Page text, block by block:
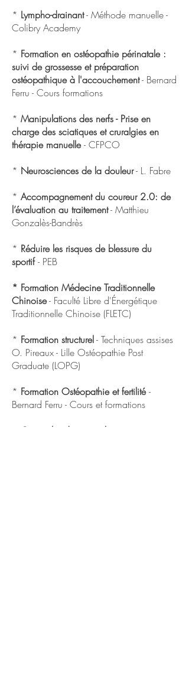
* Lympho-drainant- Méthode manuelle -
Colibry Academy
* Formation en ostéopathie périnatale :
suivi de grossesse et préparation
ostéopathique à l'accouchement- Bernard
Ferru - Cours formations
* Manipulations des nerfs - Prise en
charge des sciatiques et cruralgies en
thérapie manuelle- CFPCO
* Neurosciences de la douleur- L. Fabre
* Accompagnement du coureur 2.0: de
l’évaluation au traitement- Matthieu
Gonzalès-Bandrès
* Réduire les risques de blessure du
sportif- PEB
* Formation Médecine Traditionnelle
Chinoise- Faculté Libre d'Énergétique
Traditionnelle Chinoise (FLETC)
* Formation structurel- Techniques assises
O. Pireaux - Lille Ostéopathie Post
Graduate (LOPG)
* Formation Ostéopathie et fertilité-
Bernard Ferru - Cours et formations
Cervicales dans tous les sens